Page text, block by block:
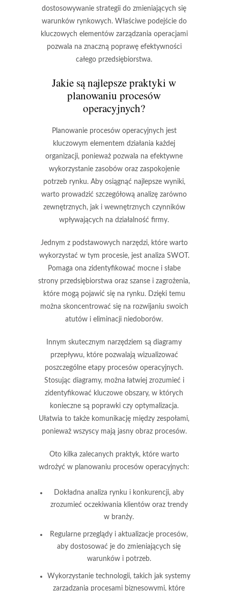
dostosowywanie strategii do zmieniających się
warunków rynkowych. Właściwe podejście do
kluczowych elementów zarządzania operacjami
pozwala na znaczną poprawę efektywności
całego przedsiębiorstwa.
Jakie są najlepsze praktyki w
planowaniu procesów
operacyjnych?
Planowanie procesów operacyjnych jest
kluczowym elementem działania każdej
organizacji, ponieważ pozwala na efektywne
wykorzystanie zasobów oraz zaspokojenie
potrzeb rynku. Aby osiągnąć najlepsze wyniki,
warto prowadzić szczegółową analizę zarówno
zewnętrznych, jak i wewnętrznych czynników
wpływających na działalność firmy.
Jednym z podstawowych narzędzi, które warto
wykorzystać w tym procesie, jest analiza SWOT .
Pomaga ona zidentyfikować mocne i słabe
strony przedsiębiorstwa oraz szanse i zagrożenia,
które mogą pojawić się na rynku. Dzięki temu
można skoncentrować się na rozwijaniu swoich
atutów i eliminacji niedoborów.
Innym skutecznym narzędziem są diagramy
przepływu, które pozwalają wizualizować
poszczególne etapy procesów operacyjnych.
Stosując diagramy, można łatwiej zrozumieć i
zidentyfikować kluczowe obszary, w których
konieczne są poprawki czy optymalizacja.
Ułatwia to także komunikację między zespołami,
ponieważ wszyscy mają jasny obraz procesów.
Oto kilka zalecanych praktyk, które warto
wdrożyć w planowaniu procesów operacyjnych:
Dokładna analiza rynku i konkurencji, aby
zrozumieć oczekiwania klientów oraz trendy
w branży.
Regularne przeglądy i aktualizacje procesów,
aby dostosować je do zmieniających się
warunków i potrzeb.
Wykorzystanie technologii, takich jak systemy
zarządzania procesami biznesowymi, które